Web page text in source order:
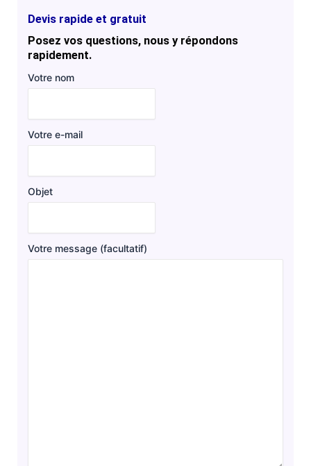
Devis rapide et gratuit
Posez vos questions, nous y répondons
rapidement.
Votre nom
Votre e-mail
Objet
Votre message (facultatif)